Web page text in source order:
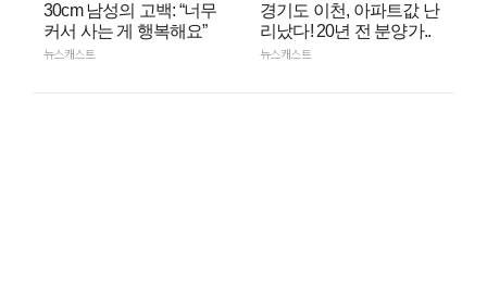
30cm 남성의 고백: “너무
커서 사는 게 행복해요”
뉴스캐스트
경기도 이천, 아파트값 난
리났다! 20년 전 분양가..
뉴스캐스트